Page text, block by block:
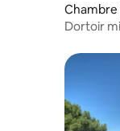
Dortoir